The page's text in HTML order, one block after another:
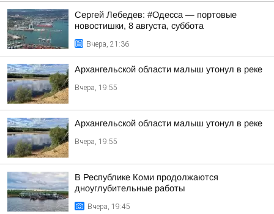
Сергей Лебедев: #Одесса — портовые
новостишки, 8 августа, суббота
Вчера, 21:36
Архангельской области малыш утонул в реке
Вчера, 19:55
Архангельской области малыш утонул в реке
Вчера, 19:55
В Республике Коми продолжаются
дноуглубительные работы
Вчера, 19:45